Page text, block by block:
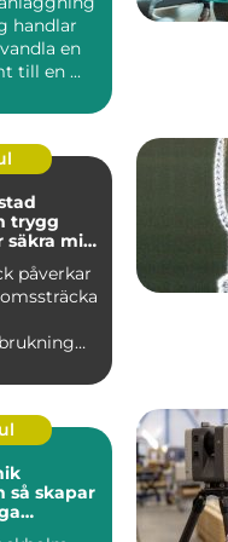
handlar
en
till en ...
säkra mil
påverkar